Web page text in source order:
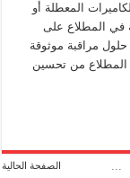
المعطلة أو
في المطلاع على
حلول مراقبة موثوقة
من تحسين
الصفحة الحالية
...